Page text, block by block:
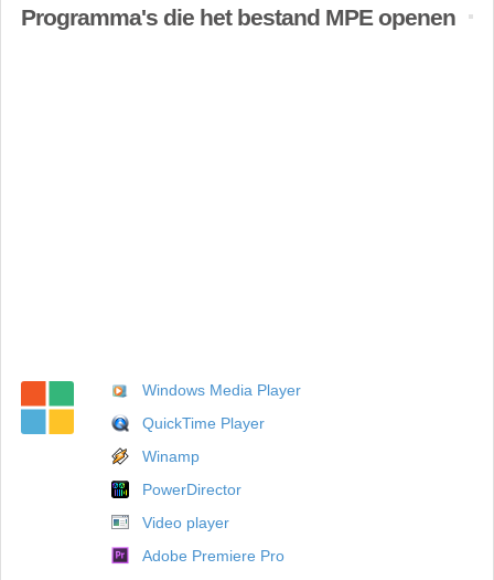
Programma's die het bestand MPE openen
Windows Media Player
QuickTime Player
Winamp
PowerDirector
Video player
Adobe Premiere Pro